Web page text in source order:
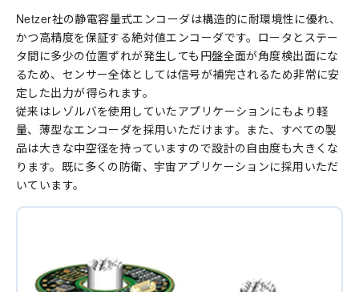
Netzer社の静電容量式エンコーダは構造的に耐環境性に優れ、
かつ高精度を保証する絶対値エンコーダです。ロータとステー
タ間に多少の位置ずれが発生しても円盤全面が角度検出面にな
るため、センサー全体としては信号が補完されるため非常に安
定した出力が得られます。
従来はレゾルバを使用していたアプリケーションにもより軽
量、薄型なエンコーダを採用いただけます。また、すべての製
品は大きな中空径を持っていますので設計の自由度も大きくな
ります。既に多くの防衛、宇宙アプリケーションに採用いただ
いています。